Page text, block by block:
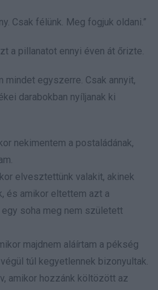
Csak félünk. Meg fogjuk oldani.”
a pillanatot ennyi éven át őrizte.
mindet egyszerre. Csak annyit,
darabokban nyíljanak ki
nekimentem a postaládának,
elvesztettünk valakit, akinek
és amikor eltettem azt a
soha meg nem született
majdnem aláírtam a pékség
túl kegyetlennek bizonyultak.
amikor hozzánk költözött az